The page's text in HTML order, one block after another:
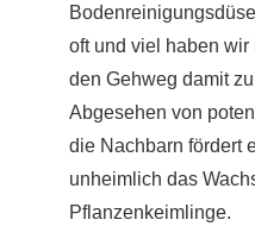
oft und viel haben wir
den Gehweg damit
Abgesehen von
die Nachbarn fördert
unheimlich das
Pflanzenkeimlinge.